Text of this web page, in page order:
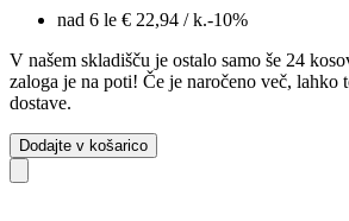
nad 6 le € 22,94 / k.-10%
V našem skladišču je ostalo samo še 24
zaloga je na poti! Če je naročeno več, lahko
dostave.
Dodajte v košarico